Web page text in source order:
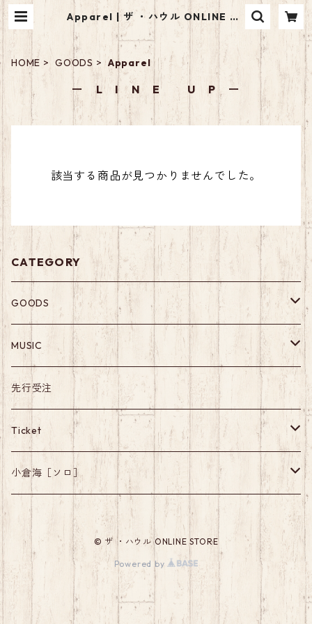
Apparel | ザ ・ハウル ONLINE ST
ORE
HOME GOODS Apparel
ー L I N E U P ー
該当する商品が見つかりませんでした。
CATEGORY
GOODS
Apparel
Others
MUSIC
Album
Single
Live
先行受注
Ticket
ワンマンライブ
小倉海［ソロ］
MUSIC
© ザ ・ハウル ONLINE STORE
Powered by